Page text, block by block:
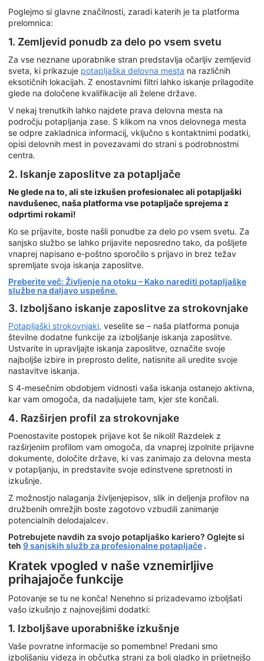
Poglejmo si glavne značilnosti, zaradi katerih je ta platforma
prelomnica:
1. Zemljevid ponudb za delo po vsem svetu
Za vse neznane uporabnike stran predstavlja očarljiv zemljevid
sveta, ki prikazuje potapljaška delovna mesta na različnih
eksotičnih lokacijah. Z enostavnimi filtri lahko iskanje prilagodite
glede na določene kvalifikacije ali želene države.
V nekaj trenutkih lahko najdete prava delovna mesta na
področju potapljanja zase. S klikom na vnos delovnega mesta
se odpre zakladnica informacij, vključno s kontaktnimi podatki,
opisi delovnih mest in povezavami do strani s podrobnostmi
centra.
2. Iskanje zaposlitve za potapljače
Ne glede na to, ali ste izkušen profesionalec ali potapljaški
navdušenec, naša platforma vse potapljače sprejema z
odprtimi rokami!
Ko se prijavite, boste našli ponudbe za delo po vsem svetu. Za
sanjsko službo se lahko prijavite neposredno tako, da pošljete
vnaprej napisano e-poštno sporočilo s prijavo in brez težav
spremljate svoja iskanja zaposlitve.
Preberite več: Življenje na otoku – Kako narediti potapljaške
službe na daljavo uspešne.
3. Izboljšano iskanje zaposlitve za strokovnjake
Potapljaški strokovnjaki, veselite se – naša platforma ponuja
številne dodatne funkcije za izboljšanje iskanja zaposlitve.
Ustvarite in upravljajte iskanja zaposlitve, označite svoje
najboljše izbire in preprosto delite, natisnite ali uredite svoje
nastavitve iskanja.
S 4-mesečnim obdobjem vidnosti vaša iskanja ostanejo aktivna,
kar vam omogoča, da nadaljujete tam, kjer ste končali.
4. Razširjen profil za strokovnjake
Poenostavite postopek prijave kot še nikoli! Razdelek z
razširjenim profilom vam omogoča, da vnaprej izpolnite prijavne
dokumente, določite države, ki vas zanimajo za delovna mesta
v potapljanju, in predstavite svoje edinstvene spretnosti in
izkušnje.
Z možnostjo nalaganja življenjepisov, slik in deljenja profilov na
družbenih omrežjih boste zagotovo vzbudili zanimanje
potencialnih delodajalcev.
Potrebujete navdih za svojo potapljaško kariero? Oglejte si
teh 9 sanjskih služb za profesionalne potapljače .
Kratek vpogled v naše vznemirljive
prihajajoče funkcije
Potovanje se tu ne konča! Nenehno si prizadevamo izboljšati
vašo izkušnjo z najnovejšimi dodatki:
1. Izboljšave uporabniške izkušnje
Vaše povratne informacije so pomembne! Predani smo
izboljšanju videza in občutka strani za bolj gladko in prijetnejšo